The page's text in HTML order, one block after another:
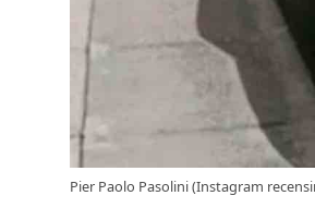
Pier Paolo Pasolini (Instagram